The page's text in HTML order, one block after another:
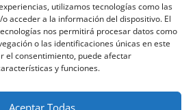
utilizamos tecnologías como las
acceder a la información del dispositivo. El
nos permitirá procesar datos como
o las identificaciones únicas en este
el consentimiento, puede afectar
y funciones.
Aceptar Todas